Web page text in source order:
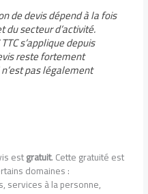
de devis dépend à la fois
secteur d’activité.
s’applique depuis
reste fortement
pas légalement
estgratuit. Cette gratuité est
domaines :
services à la personne,